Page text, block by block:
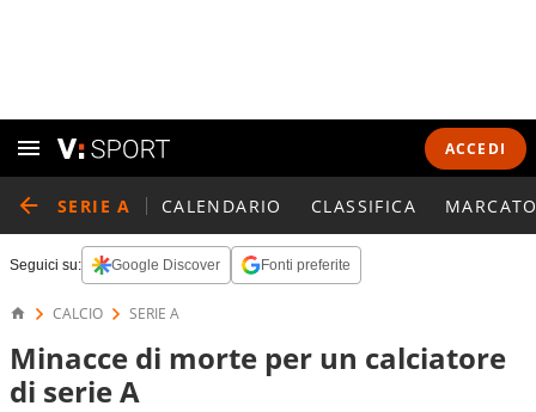
ACCEDI
SERIE A CALENDARIO CLASSIFICA
Seguici su: Google Discover Fonti preferite
CALCIO SERIE A
Minacce di morte per un calciatore
di serie A